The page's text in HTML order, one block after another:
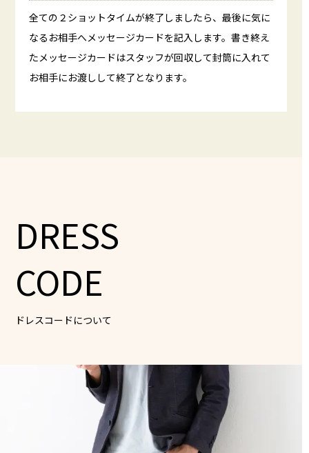
全ての２ショットタイムが終了しましたら、最後に気に
なるお相手へメッセージカードを記入します。書き終え
たメッセージカードはスタッフが回収して封筒に入れて
お相手にお渡しして終了となります。
DRESS
CODE
ドレスコードについて